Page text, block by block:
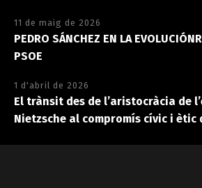
11 de maig de 2026
PEDRO SÁNCHEZ EN LA
PSOE
1 d'abril de 2026
El trànsit des de l’aristocràcia de
Nietzsche al compromís cívic i ètic